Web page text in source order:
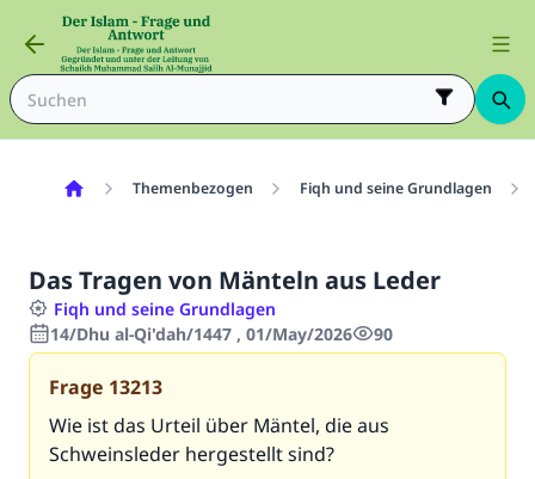
Themenbezogen Fiqh und seine Grundlagen
Das Tragen von Mänteln aus Leder
Fiqh und seine Grundlagen
14/Dhu al-Qi'dah/1447 , 01/May/2026
90
Frage 13213
Wie ist das Urteil über Mäntel, die aus
Schweinsleder hergestellt sind?